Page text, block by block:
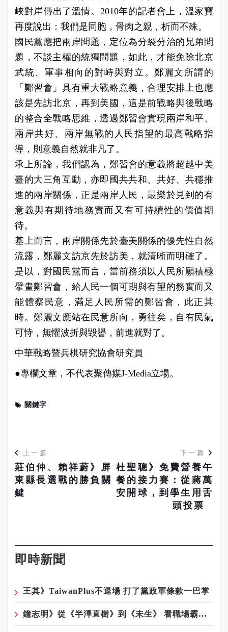
峽對岸傳出了溫情。2010年的記者會上，溫家寶
再度說出：我們是同胞，骨肉之親，析而不殊。
國民黨應把兩岸問題，定位為分裂分治的兄弟問
題，不談主權的統獨問題，如此，才能免除北京
武統、軍事相向的對峙與對立。鄭麗文所謂的
「鄭習會」具有重大戰略意義，合理安排上也應
該是先訪北京，再到美國，這是前戰略與後戰略
的整合全戰略思維，透過鄭習會實現兩岸和平、
兩岸共好、兩岸無戰的人民指望的最高戰略指
導，則意義自然就非凡了。
承上所論，我們認為，鄭習會的意義將超越中美
臺的大三角互動，亦即國共共和、共好、共穩推
進的兩岸關係，正是兩岸人民，最樂於見到的有
意義與有期待地務實而又有可持續性的價值期
待。
基上而言，兩岸關係先於臺美關係的優先性自然
流露，鄭麗文訪京先於訪美，就清晰而明確了。
是以，對國民黨而言，當前務須以人民所願積極
擘畫鄭習會，給人民一個可期與有望的務實而又
能體察民意，滿足人民所需的鄭習會，此正其
時。鄭麗文應站在民意所向，勇往矣，自有民氣
可恃，無懼波折與毀譽，前進就對了。
中華戰略暨兵棋研究協會研究員
●專欄文章，不代表聚傳媒J-Media立場。
關鍵字
上一篇
莊伯仲、賴祥蔚》屏
東縣長選戰的勝負關
鍵
下一篇
杜聖聰》免費營養午
餐的接力賽：從蔣萬
安開球，到學生用舌
頭投票
即時新聞
王其》TaiwanPlus不退場 打了黨政軍條款一巴掌
鐘志明》從《半澤直樹》到《未生》 看職場霸凌為何始終無解